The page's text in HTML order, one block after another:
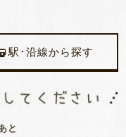
駅･沿線から探す
と